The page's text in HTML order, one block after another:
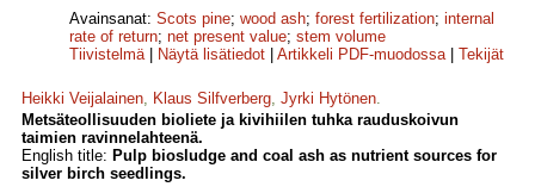
Avainsanat: Scots pine; wood ash; forest fertilization; internal
rate of return; net present value; stem volume
Tiivistelmä| Näytä lisätiedot Artikkeli PDF-muodossa| Tekijät
Heikki Veijalainen, Klaus Silfverberg, Jyrki Hytönen.
Metsäteollisuuden bioliete ja kivihiilen tuhka rauduskoivun
taimien ravinnelahteenä.
English title: Pulp biosludge and coal ash as nutrient sources for
silver birch seedlings.